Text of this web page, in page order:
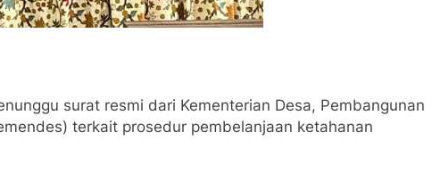
surat resmi dari Kementerian Desa, Pembangunan
terkait prosedur pembelanjaan ketahanan